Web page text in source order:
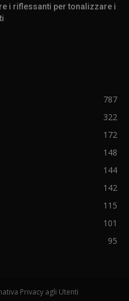
i riflessanti per tonalizzare i
787
322
172
148
144
142
115
101
95
Privacy agli Utenti